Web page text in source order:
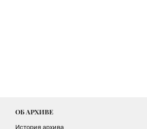
ОБ АРХИВЕ
История архива